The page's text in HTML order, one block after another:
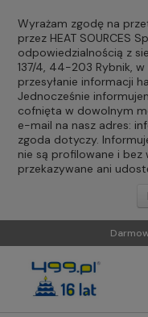
Wyrażam zgodę na
przez HEAT SOURCES
odpowiedzialnością z
137/4, 44-203 Rybnik,
przesyłanie informacji
Jednocześnie
cofnięta w dowolnym
e-mail na nasz adres:
zgoda dotyczy.
nie są profilowane i bez
przekazywane ani